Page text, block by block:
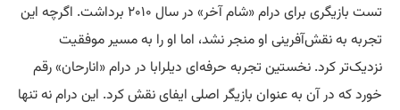
تست بازیگری برای درام «شام آخر» در سال ۲۰۱۰ برداشت. اگرچه این
تجربه به نقش‌آفرینی او منجر نشد، اما او را به مسیر موفقیت
نزدیک‌تر کرد. نخستین تجربه حرفه‌ای دیلرابا در درام «انارحان» رقم
خورد که در آن به عنوان بازیگر اصلی ایفای نقش کرد. این درام نه تنها